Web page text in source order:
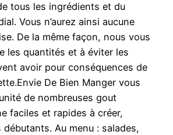
tous les ingrédients et du
Vous n’aurez ainsi aucune
De la même façon, nous vous
les quantités et à éviter les
avoir pour conséquences de
De Bien Manger vous
de nombreuses gout
faciles et rapides à créer,
débutants. Au menu : salades,